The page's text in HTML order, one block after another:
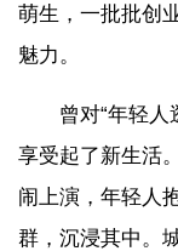
萌生，一批批创
魅力。
曾对“年轻
享受起了新生活
闹上演，年轻人
群，沉浸其中。